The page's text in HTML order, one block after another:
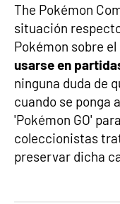
The Pokémon
situación
Pokémon sobre
usarse en
ninguna duda de
cuando se ponga
'Pokémon GO'
coleccionistas
preservar dicha